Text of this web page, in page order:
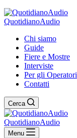
QuotidianoAudio
Chi siamo
Guide
Fiere e Mostre
Interviste
Per gli Operatori
Contatti
Cerca
QuotidianoAudio
Menu